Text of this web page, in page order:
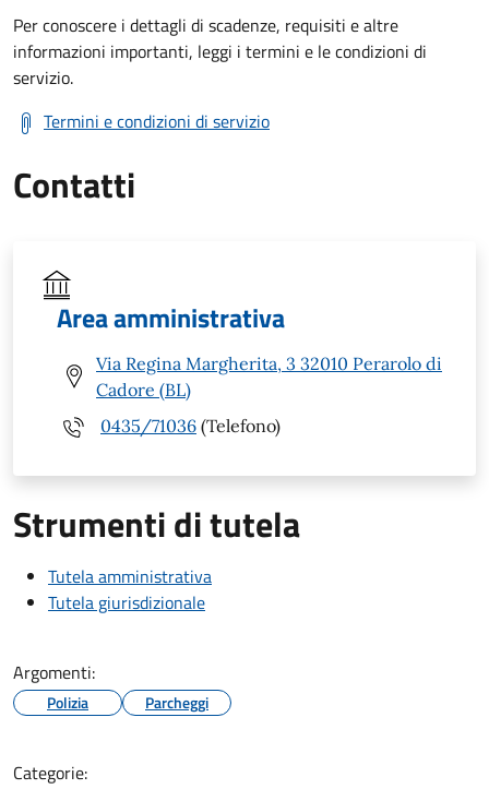
Per conoscere i dettagli di scadenze, requisiti e altre
informazioni importanti, leggi i termini e le condizioni di
servizio.
Termini e condizioni di servizio
Contatti
Area amministrativa
Via Regina Margherita, 3 32010 Perarolo di
Cadore (BL)
0435/71036 (Telefono)
Strumenti di tutela
Tutela amministrativa
Tutela giurisdizionale
Argomenti:
Polizia Parcheggi
Categorie: